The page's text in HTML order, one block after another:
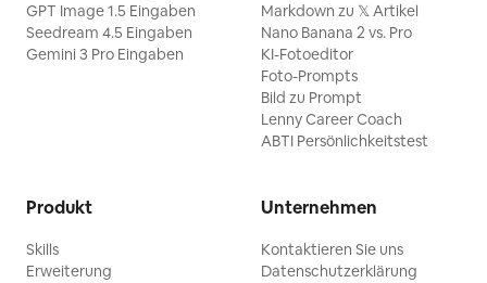
GPT Image 1.5 Eingaben
Seedream 4.5 Eingaben
Gemini 3 Pro Eingaben
Markdown zu 𝕏 Artikel
Nano Banana 2 vs. Pro
KI-Fotoeditor
Foto-Prompts
Bild zu Prompt
Lenny Career Coach
ABTI Persönlichkeitstest
Produkt
Skills
Erweiterung
Unternehmen
Kontaktieren Sie uns
Datenschutzerklärung